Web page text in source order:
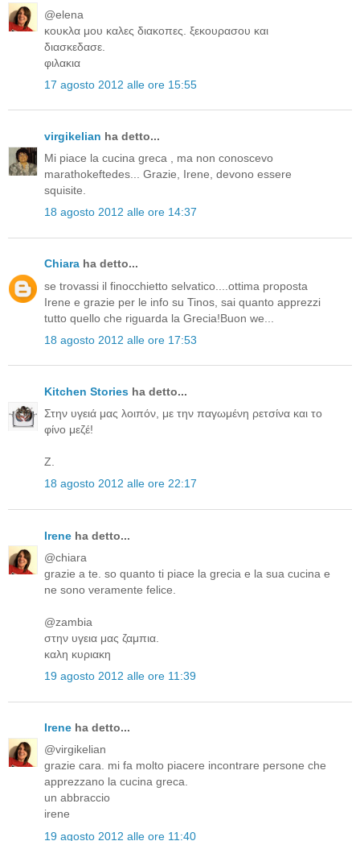
@elena
κουκλα μου καλες διακοπες. ξεκουρασου και
διασκεδασε.
φιλακια
17 agosto 2012 alle ore 15:55
virgikelian ha detto...
Mi piace la cucina greca , ma non conoscevo
marathokeftedes... Grazie, Irene, devono essere
squisite.
18 agosto 2012 alle ore 14:37
Chiara ha detto...
se trovassi il finocchietto selvatico....ottima proposta
Irene e grazie per le info su Tinos, sai quanto apprezzi
tutto quello che riguarda la Grecia!Buon we...
18 agosto 2012 alle ore 17:53
Kitchen Stories ha detto...
Στην υγειά μας λοιπόν, με την παγωμένη ρετσίνα και το
φίνο μεζέ!
Ζ.
18 agosto 2012 alle ore 22:17
Irene ha detto...
@chiara
grazie a te. so quanto ti piace la grecia e la sua cucina e
ne sono veramente felice.
@zambia
στην υγεια μας ζαμπια.
καλη κυριακη
19 agosto 2012 alle ore 11:39
Irene ha detto...
@virgikelian
grazie cara. mi fa molto piacere incontrare persone che
apprezzano la cucina greca.
un abbraccio
irene
19 agosto 2012 alle ore 11:40